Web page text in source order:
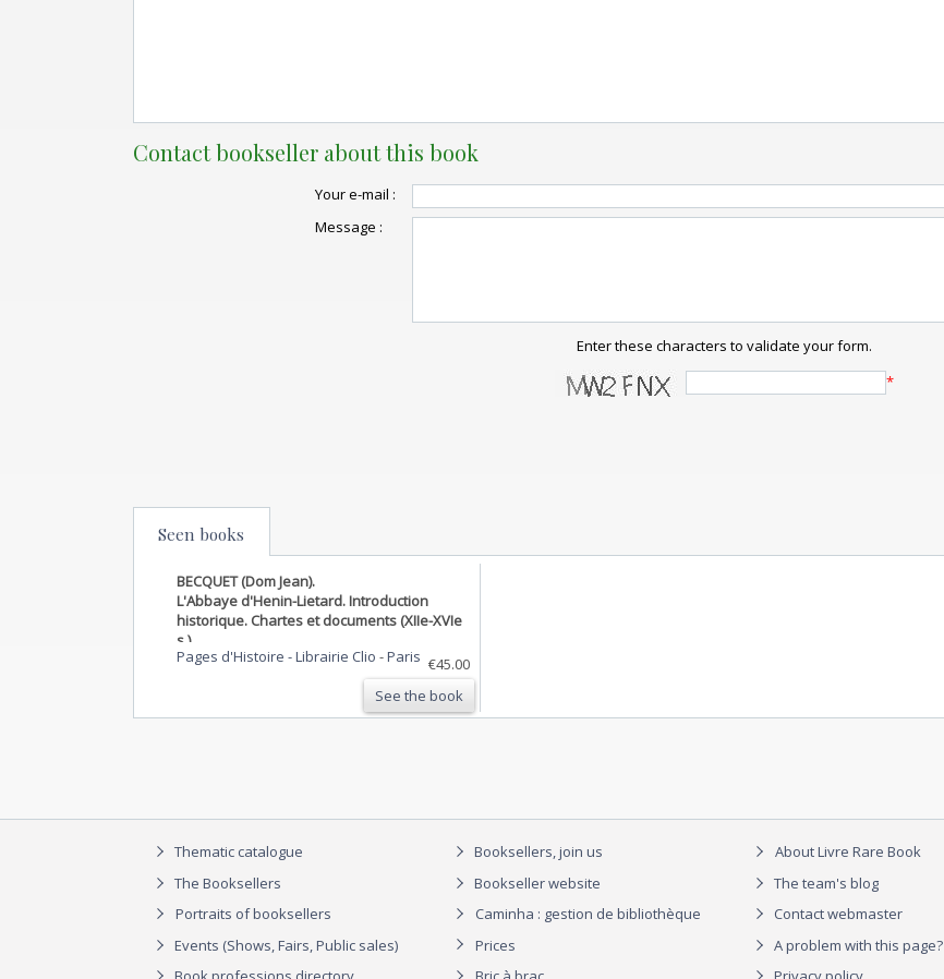
Contact bookseller about this book
Your e-mail :
Message :
Enter these characters to validate your form.
*
Seen books
BECQUET (Dom Jean).
L'Abbaye d'Henin-Lietard. Introduction
historique. Chartes et documents (XIIe-XVIe
s.).
Pages d'Histoire - Librairie Clio -Paris €45.00
See the book
Thematic catalogue
The Booksellers
Portraits of booksellers
Events (Shows, Fairs, Public sales)
Booksellers, join us
Bookseller website
Caminha : gestion de bibliothèque
Prices
About Livre Rare Book
The team's blog
Contact webmaster
A problem with this page?